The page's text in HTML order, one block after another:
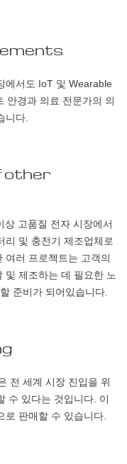
에서도 IoT 및 Wearable
안경과 의료 전문가의 의
니다.
other
고품질 전자 시장에서
리 및 충전기 제조업체로
여러 프로젝트는 고객의
및 제조하는 데 필요한 노
준비가 되어있습니다.
전 세계 시장 진입을 위
수 있다는 것입니다. 이
로 판매할 수 있습니다.